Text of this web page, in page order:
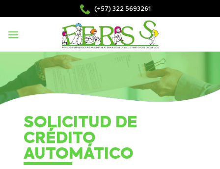
to
content
(+57) 322 5693261
SOLICITUD DE
CRÉDITO
AUTOMÁTICO